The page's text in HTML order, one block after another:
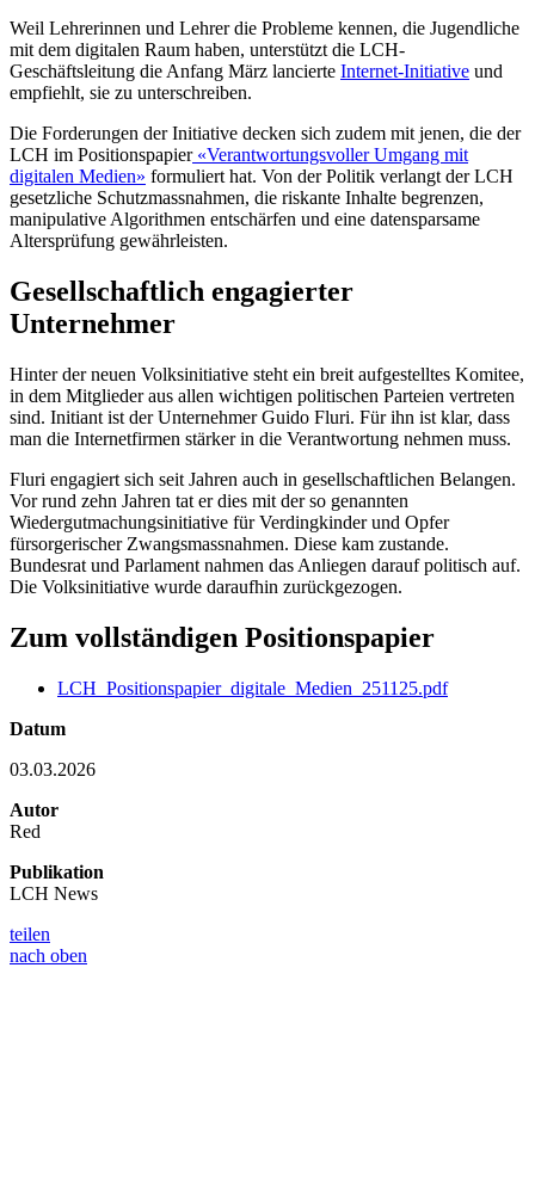
Weil Lehrerinnen und Lehrer die Probleme kennen, die Jugendliche
mit dem digitalen Raum haben, unterstützt die LCH-
Geschäftsleitung die Anfang März lancierte Internet-Initiative und
empfiehlt, sie zu unterschreiben.
Die Forderungen der Initiative decken sich zudem mit jenen, die der
LCH im Positionspapier«Verantwortungsvoller Umgang mit
digitalen Medien» formuliert hat. Von der Politik verlangt der LCH
gesetzliche Schutzmassnahmen, die riskante Inhalte begrenzen,
manipulative Algorithmen entschärfen und eine datensparsame
Altersprüfung gewährleisten.
Gesellschaftlich engagierter
Unternehmer
Hinter der neuen Volksinitiative steht ein breit aufgestelltes Komitee,
in dem Mitglieder aus allen wichtigen politischen Parteien vertreten
sind. Initiant ist der Unternehmer Guido Fluri. Für ihn ist klar, dass
man die Internetfirmen stärker in die Verantwortung nehmen muss.
Fluri engagiert sich seit Jahren auch in gesellschaftlichen Belangen.
Vor rund zehn Jahren tat er dies mit der so genannten
Wiedergutmachungsinitiative für Verdingkinder und Opfer
fürsorgerischer Zwangsmassnahmen. Diese kam zustande.
Bundesrat und Parlament nahmen das Anliegen darauf politisch auf.
Die Volksinitiative wurde daraufhin zurückgezogen.
Zum vollständigen Positionspapier
LCH_Positionspapier_digitale_Medien_251125.pdf
Datum
03.03.2026
Autor
Red
Publikation
LCH News
teilen
nach oben